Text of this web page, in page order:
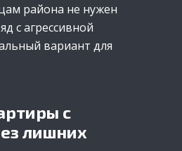
района не нужен
с агрессивной
вариант для
с
лишних